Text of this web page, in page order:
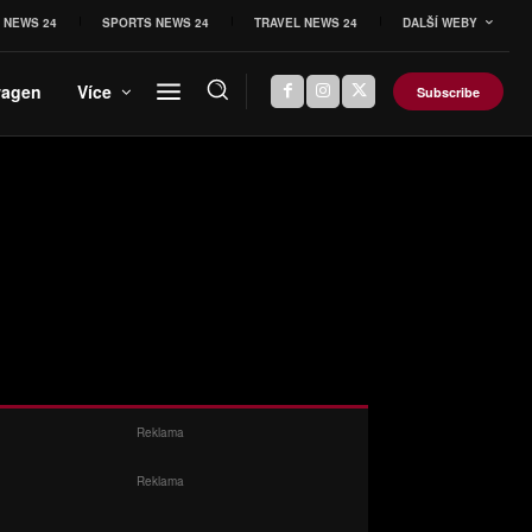
24 SPORTS NEWS 24 TRAVEL NEWS 24 DALŠÍ WEBY
Více Subscribe
Reklama
Reklama